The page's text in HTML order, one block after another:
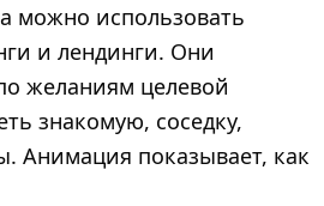
можно использовать
и лендинги. Они
желаниям целевой
знакомую, соседку,
Анимация показывает, как